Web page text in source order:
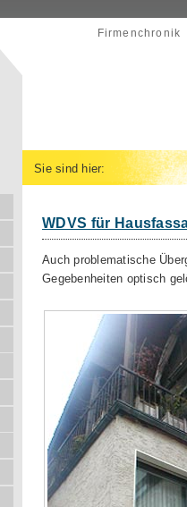
Firmenchronik
Sie sind hier:
WDVS für
Auch problematische
Gegebenheiten optisch